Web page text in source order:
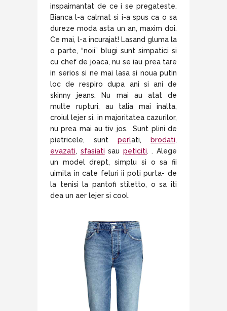
inspaimantat de ce i se pregateste.
Bianca l-a calmat si i-a spus ca o sa
dureze moda asta un an, maxim doi.
Ce mai, l-a incurajat! Lasand gluma la
o parte, “noii” blugi sunt simpatici si
cu chef de joaca, nu se iau prea tare
in serios si ne mai lasa si noua putin
loc de respiro dupa ani si ani de
skinny jeans. Nu mai au atat de
multe rupturi, au talia mai inalta,
croiul lejer si, in majoritatea cazurilor,
nu prea mai au tiv jos. Sunt plini de
pietricele, sunt perlati, brodati,
evazati, sfasiati sau peticiti. . Alege
un model drept, simplu si o sa fii
uimita in cate feluri ii poti purta- de
la tenisi la pantofi stiletto, o sa iti
dea un aer lejer si cool.